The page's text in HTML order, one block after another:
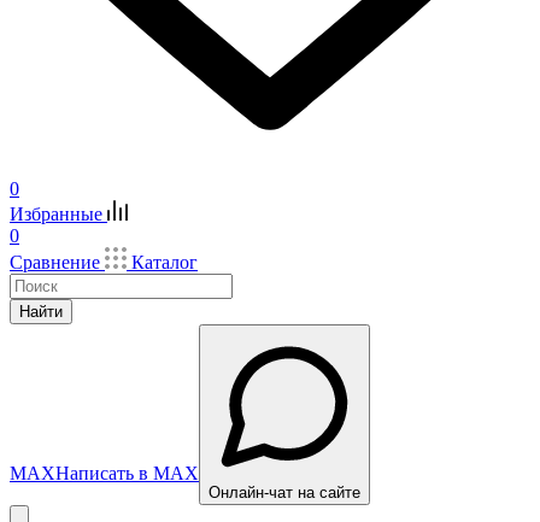
0
Избранные
0
Сравнение
Каталог
Найти
MAXНаписать в MAX
Онлайн-чат на сайте